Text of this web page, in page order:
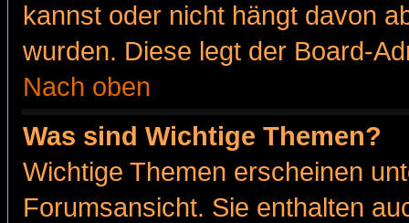
kannst oder nicht hängt davon
wurden. Diese legt der Board-
Nach oben
Was sind Wichtige Themen?
Wichtige Themen erscheinen
Forumsansicht. Sie enthalten